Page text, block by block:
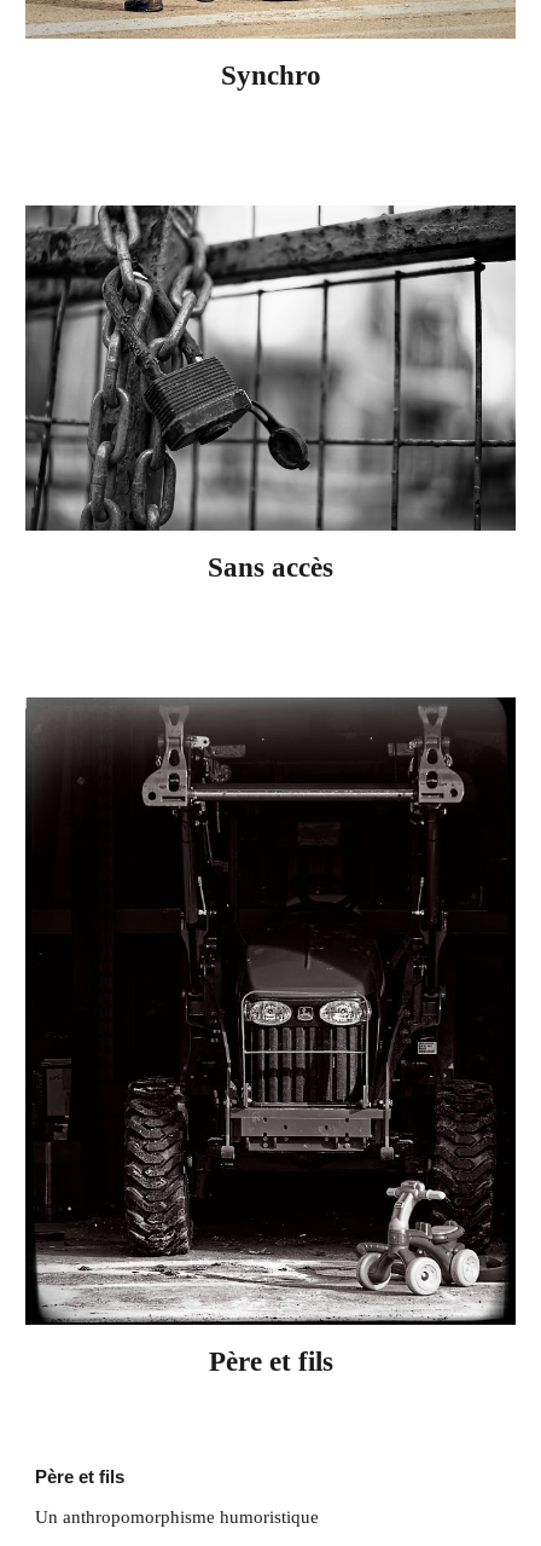
Synchro
Sans accès
Père et fils
Père et fils
Un anthropomorphisme humoristique